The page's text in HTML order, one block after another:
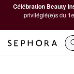
Célébration Beauty
privilégié(e)s du